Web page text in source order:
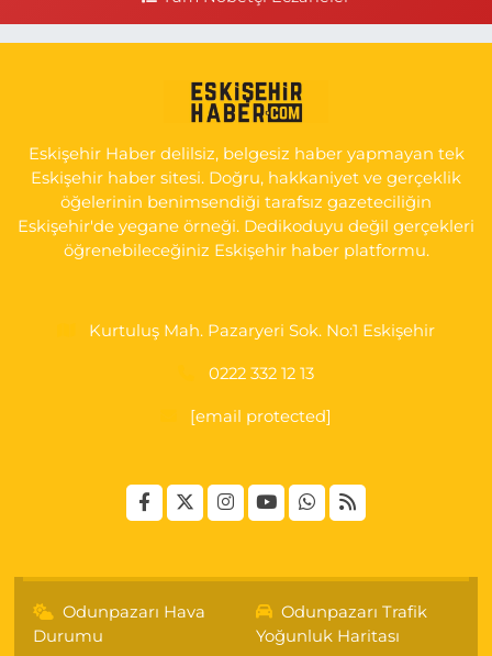
İSTİKLAL MAH. ŞAİR FUZULİ CAD. NO:35 A HAVA HASTANESİ
KARŞI KÖŞESİ ŞAİR FUZULİ AİLE SAĞLIĞI MERKEZİ KARŞISI
0 (222) 230 11 31 Yol Tarifi Al
Eskişehir Haber delilsiz, belgesiz haber yapmayan tek
Eskişehir haber sitesi. Doğru, hakkaniyet ve gerçeklik
öğelerinin benimsendiği tarafsız gazeteciliğin
Eskişehir'de yegane örneği. Dedikoduyu değil gerçekleri
öğrenebileceğiniz Eskişehir haber platformu.
Kurtuluş Mah. Pazaryeri Sok. No:1 Eskişehir
0222 332 12 13
[email protected]
Odunpazarı Hava
Durumu
Odunpazarı Trafik
Yoğunluk Haritası